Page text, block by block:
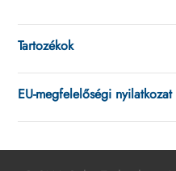
Tartozékok
EU-megfelelőségi nyilatkozat